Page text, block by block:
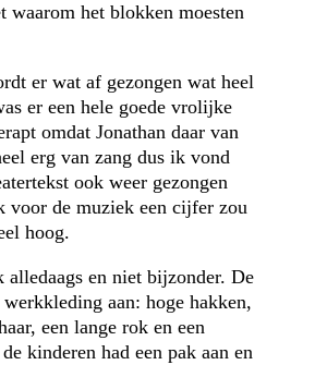
waarom het blokken moesten
er wat af gezongen wat heel
er een hele goede vrolijke
omdat Jonathan daar van
erg van zang dus ik vond
ook weer gezongen
voor de muziek een cijfer zou
hoog.
en niet bijzonder. De
aan: hoge hakken,
een lange rok en een
kinderen had een pak aan en